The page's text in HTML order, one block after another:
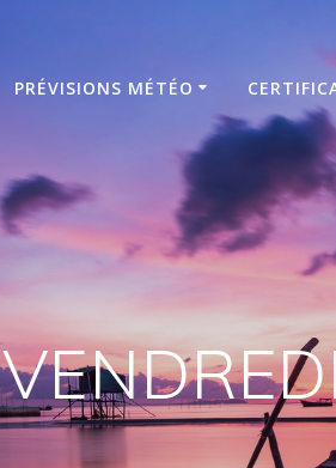
PRÉVISIONS MÉTÉO